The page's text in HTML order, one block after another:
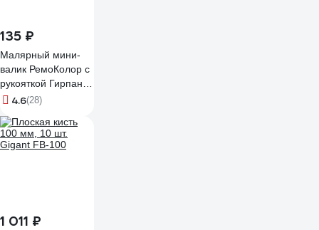
135 ₽
Малярный мини-
валик РемоКолор с
рукояткой Гирпан,
ось 6мм, D15мм,
4.6(28)
1 011 ₽